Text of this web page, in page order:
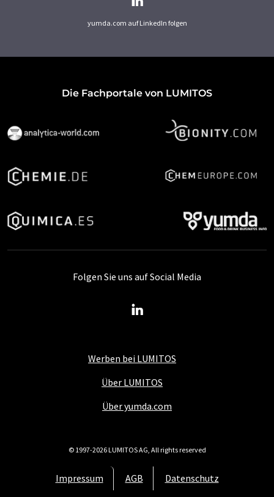
yumda.com auf LinkedIn folgen
Die Fachportale von LUMITOS
Werben bei LUMITOS
Über LUMITOS
Über yumda.com
Impressum AGB Datenschutz
Folgen Sie uns auf Social Media
© 1997-2026 LUMITOS AG, All rights reserved